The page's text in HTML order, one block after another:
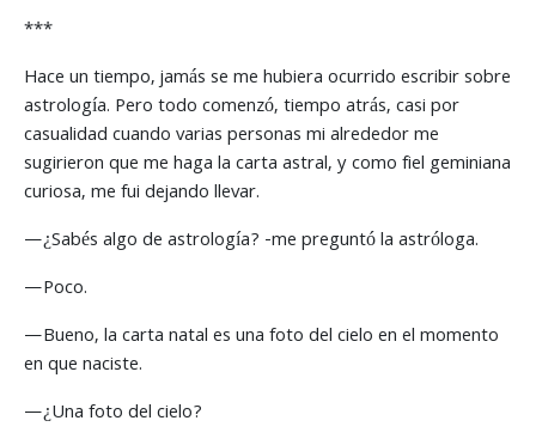
***
Hace un tiempo, jamás se me hubiera ocurrido escribir sobre
astrología. Pero todo comenzó, tiempo atrás, casi por
casualidad cuando varias personas mi alrededor me
sugirieron que me haga la carta astral, y como fiel geminiana
curiosa, me fui dejando llevar.
—¿Sabés algo de astrología? -me preguntó la astróloga.
—Poco.
—Bueno, la carta natal es una foto del cielo en el momento
en que naciste.
—¿Una foto del cielo?